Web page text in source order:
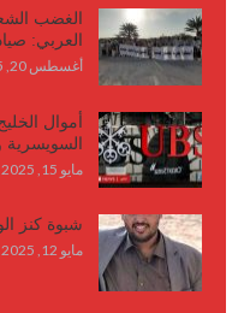
الغضب
العربي:
أغسطس 20, 2025
أموال
السويسرية
مايو 15, 2025
شبوة كنز
مايو 12, 2025